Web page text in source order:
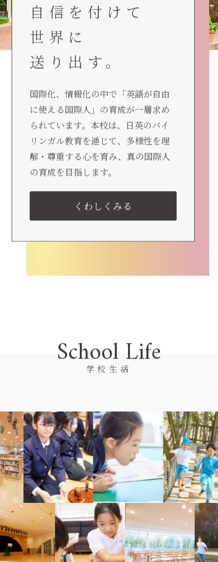
自信を付けて
世界に
送り出す。
国際化、情報化の中で「英語が自由
に使える国際人」の育成が一層求め
られています。本校は、日英のバイ
リンガル教育を通じて、多様性を理
解・尊重する心を育み、真の国際人
の育成を目指します。
くわしくみる
School Life
学校生活